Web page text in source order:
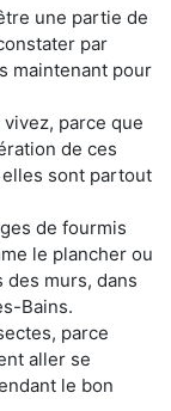
une partie de
par
maintenant pour
parce que
de ces
sont partout
de fourmis
le plancher ou
murs, dans
Bains.
parce
aller se
le bon